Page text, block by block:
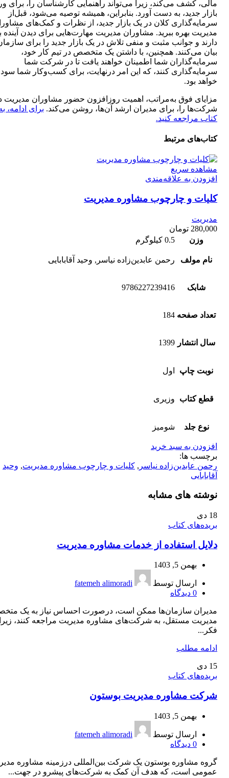
مالی، کشف می‌کند، زیرا می‌تواند راهنمایی کارشناسان را، برای
بازار جدید، به دست آورد. بنابراین، همیشه توصیه می‌شود، قبل‌از
سرمایه‌گذاری کلان در یک بازار جدید، از نظرات و کمک‌های
مدیریت بهره ببرید. مشاوران مدیریت مهارت‌هایی برای دیدن آینده
دارند و جوانب مثبت و منفی تلاش در یک بازار جدید را برای
بیان می‌کنند. همچنین، با داشتن یک متخصص در تیم کار خود،
سرمایه‌گذاران شما اطمینان خواهند یافت تا در شرکت شما
سرمایه‌گذاری کنند، که این امر درنهایت، برای کسب‌وکار شما
خواهد بود.
مزایای فوق به‌مراتب، اهمیت روزافزون حضور مشاوران مدیریت
شرکت‌ها را، برای مدیران ارشد آن‌ها، روشن می‌کند. برای ادامه،
کتاب مراجعه کنید.
کتاب‌های مرتبط
مشاهده سریع
افزودن به علاقه‌مندی
کلیات و چارچوب مشاوره مدیریت
مدیریت
280,000 تومان
وزن
0.5 کیلوگرم
نام مولف رحمن عابدین‌زاده نیاسر, وحید آقابابایی
شابک 9786227239416
تعداد صفحه 184
سال انتشار 1399
نوبت چاپ اول
قطع کتاب وزیری
نوع جلد شومیز
افزودن به سبد خرید
برچسب ها:
رحمن عابدین‌زاده نیاسر , کلیات و چارچوب مشاوره مدیریت, وحید
آقابابایی
نوشته های مشابه
18 دی
بریده‌های کتاب
دلایل استفاده از خدمات مشاوره مدیریت
بهمن 5, 1403
ارسال توسط
fatemeh alimoradi
0 دیدگاه
مدیران سازمان‌ها ممکن است، درصورت احساس نیاز به یک
مدیریت مستقل، به شرکت‌های مشاوره مدیریت مراجعه کنند،
فکر...
ادامه مطلب
15 دی
بریده‌های کتاب
شرکت مشاوره مدیریت بوستون
بهمن 5, 1403
ارسال توسط
fatemeh alimoradi
0 دیدگاه
گروه مشاوره بوستون یک شرکت بین‌المللی درزمینه مشاوره
عمومی است، که هدف آن کمک به شرکت‌های پیشرو در جهت...